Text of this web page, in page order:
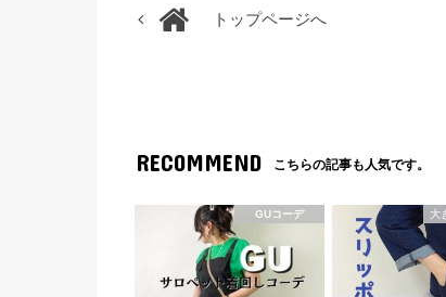
トップページへ
RECOMMEND こちらの記事も人気です。
GUコーデ 大